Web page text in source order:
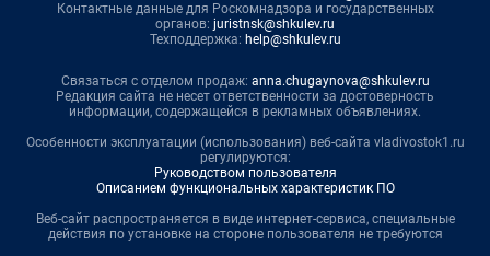
Контактные данные для Роскомнадзора и государственных
органов: juristnsk@shkulev.ru
Техподдержка: help@shkulev.ru
Связаться с отделом продаж: anna.chugaynova@shkulev.ru
Редакция сайта не несет ответственности за достоверность
информации, содержащейся в рекламных объявлениях.
Особенности эксплуатации (использования) веб-сайта vladivostok1.ru
регулируются:
Руководством пользователя
Описанием функциональных характеристик ПО
Веб-сайт распространяется в виде интернет-сервиса, специальные
действия по установке на стороне пользователя не требуются